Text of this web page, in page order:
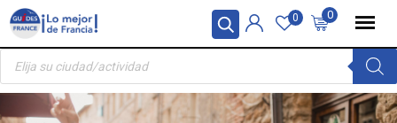
Panel de gestión de cookies
Skip
content
0
0
Búsqueda
productos